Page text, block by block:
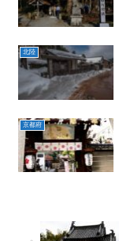
北陸
京都府